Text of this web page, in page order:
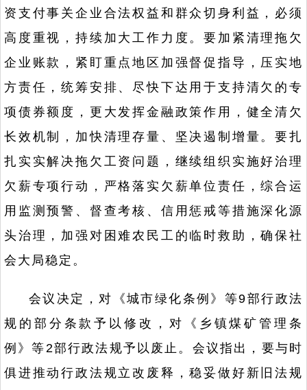
资支付事关企业合法权益和群众切身利益，必须
高度重视，持续加大工作力度。要加紧清理拖欠
企业账款，紧盯重点地区加强督促指导，压实地
方责任，统筹安排、尽快下达用于支持清欠的专
项债券额度，更大发挥金融政策作用，健全清欠
长效机制，加快清理存量、坚决遏制增量。要扎
扎实实解决拖欠工资问题，继续组织实施好治理
欠薪专项行动，严格落实欠薪单位责任，综合运
用监测预警、督查考核、信用惩戒等措施深化源
头治理，加强对困难农民工的临时救助，确保社
会大局稳定。
会议决定，对《城市绿化条例》等9部行政法
规的部分条款予以修改，对《乡镇煤矿管理条
例》等2部行政法规予以废止。会议指出，要与时
俱进推动行政法规立改废释，稳妥做好新旧法规